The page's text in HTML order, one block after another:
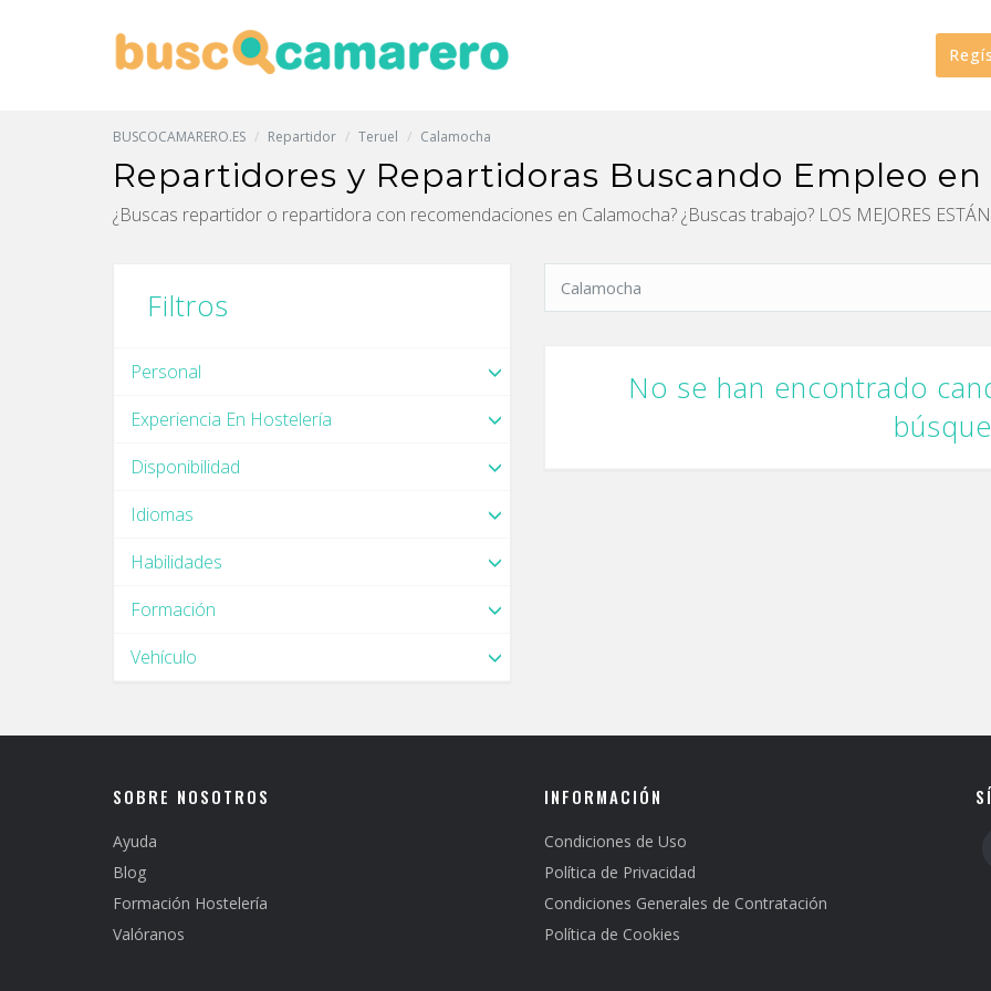
BUSCOCAMARERO.ES Repartidor Teruel Calamocha
Repartidores y Repartidoras Buscando Empleo
¿Buscas repartidor o repartidora con recomendaciones en Calamocha? ¿Buscas trabajo? LOS MEJORES ESTÁN
Filtros
Personal
Experiencia En Hostelería
Disponibilidad
Idiomas
Habilidades
Formación
Vehículo
No se han encontrado
SOBRE NOSOTROS
Ayuda
Blog
Formación Hostelería
Valóranos
INFORMACIÓN
Condiciones de Uso
Política de Privacidad
Condiciones Generales de Contratación
Política de Cookies